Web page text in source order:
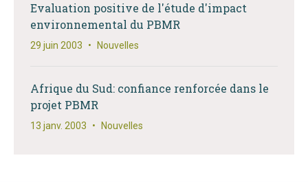
Evaluation positive de l'étude d'impact
environnemental du PBMR
29 juin 2003 • Nouvelles
Afrique du Sud: confiance renforcée dans le
projet PBMR
13 janv. 2003 • Nouvelles